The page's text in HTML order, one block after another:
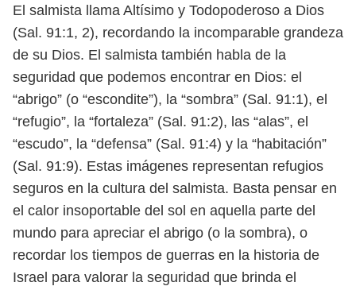
El salmista llama Altísimo y Todopoderoso a Dios
(Sal. 91:1, 2), recordando la incomparable grandeza
de su Dios. El salmista también habla de la
seguridad que podemos encontrar en Dios: el
“abrigo” (o “escondite”), la “sombra” (Sal. 91:1), el
“refugio”, la “fortaleza” (Sal. 91:2), las “alas”, el
“escudo”, la “defensa” (Sal. 91:4) y la “habitación”
(Sal. 91:9). Estas imágenes representan refugios
seguros en la cultura del salmista. Basta pensar en
el calor insoportable del sol en aquella parte del
mundo para apreciar el abrigo (o la sombra), o
recordar los tiempos de guerras en la historia de
Israel para valorar la seguridad que brinda el